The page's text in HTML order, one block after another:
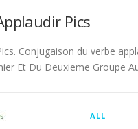
Pics
Conjugaison du verbe
Et Du Deuxieme Groupe
ALL